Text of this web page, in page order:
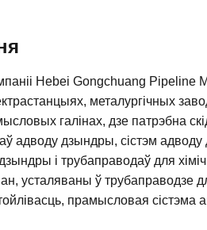
Hebei Gongchuang Pipeline
металургічных
галінах, дзе патрэбна
адводу дзындры, сістэм адводу
і трубаправодаў для
усталяваны ў трубаправодзе
прамысловая сістэма